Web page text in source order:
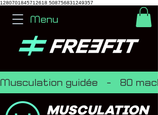
1280701845712618 508756831249357
Menu
Musculation guidée   -   80
MUSCULATION